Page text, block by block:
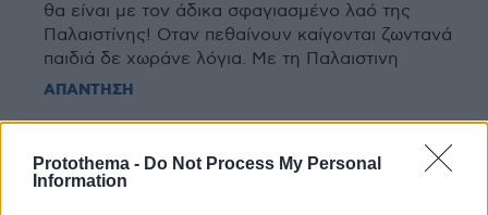
Protothema - Do Not Process My Personal
Information
θα είναι με τον άδικα σφαγιασμένο λαό της
Παλαιστίνης! Οταν πεθαίνουν καίγονται ζωντανά
παιδιά δε χωράνε λόγια. Με τη Παλαιστινη
ΑΠΑΝΤΗΣΗ
ΧΡΗΣΤΟΣ
24.07.2025, 21:24